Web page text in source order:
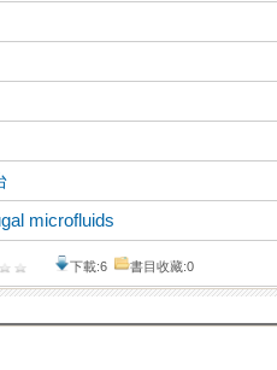
microfluids
下載:6 書目收藏:0